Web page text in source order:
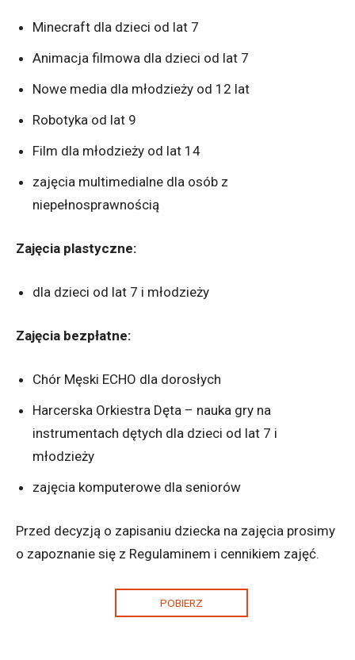
Minecraft dla dzieci od lat 7
Animacja filmowa dla dzieci od lat 7
Nowe media dla młodzieży od 12 lat
Robotyka od lat 9
Film dla młodzieży od lat 14
zajęcia multimedialne dla osób z
niepełnosprawnością
Zajęcia plastyczne:
dla dzieci od lat 7 i młodzieży
Zajęcia bezpłatne:
Chór Męski ECHO dla dorosłych
Harcerska Orkiestra Dęta – nauka gry na
instrumentach dętych dla dzieci od lat 7 i
młodzieży
zajęcia komputerowe dla seniorów
Przed decyzją o zapisaniu dziecka na zajęcia prosimy
o zapoznanie się z Regulaminem i cennikiem zajęć.
POBIERZ